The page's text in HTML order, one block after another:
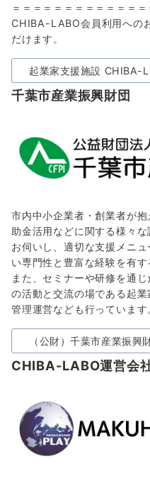
＝＝＝＝＝＝＝＝＝＝＝＝
CHIBA-LABO会員利用への
だけます。
起業家支援施設 CHIBA-
千葉市産業振興財団
市内中小企業者・創業者が
助金活用などに関する様々
お伺いし、適切な支援メニ
い専門性と豊富な経験を有す
また、セミナーや研修を通
の活動と交流の場である起
管理運営なども行っています
（公財）千葉市産業振興
CHIBA-LABO運営会